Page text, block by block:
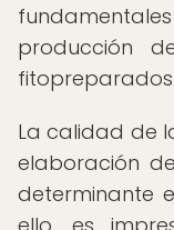
producción
fitopreparados.
La calidad de
elaboración
determinante